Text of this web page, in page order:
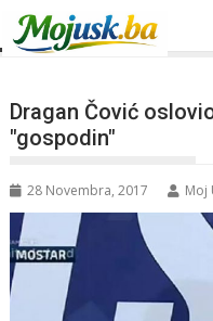
Dragan Čović
"gospodin"
28 Novembra, 2017 Moj